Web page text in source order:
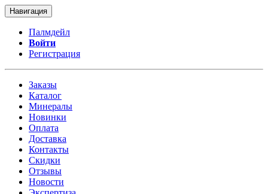
Навигация
Палмдейл
Войти
Регистрация
Заказы
Каталог
Минералы
Новинки
Оплата
Доставка
Контакты
Скидки
Отзывы
Новости